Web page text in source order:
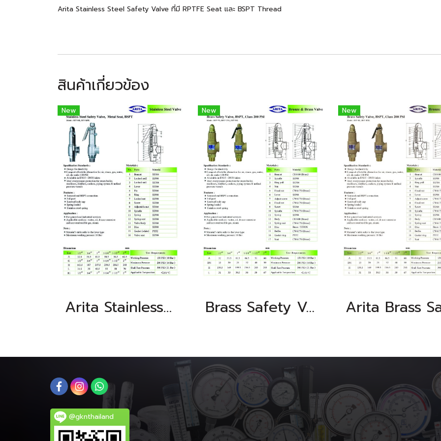
Arita Stainless Steel Safety Valve ที่มี RPTFE Seat และ BSPT Thread
สินค้าเกี่ยวข้อง
New
Arita Stainless Steel Safety Valve, Metal Seat, BSPT
New
Brass Safety Valve, BSPT, Class 200 PSI
New
@gknthailand